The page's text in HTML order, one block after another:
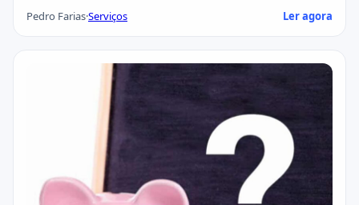
Pedro Farias·Serviços Ler agora